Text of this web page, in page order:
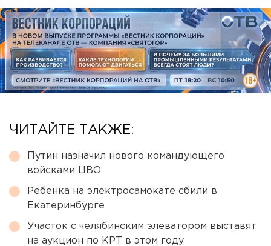
ЧИТАЙТЕ ТАКЖЕ:
Путин назначил нового командующего
войсками ЦВО
Ребенка на электросамокате сбили в
Екатеринбурге
Участок с челябинским элеватором выставят
на аукцион по КРТ в этом году